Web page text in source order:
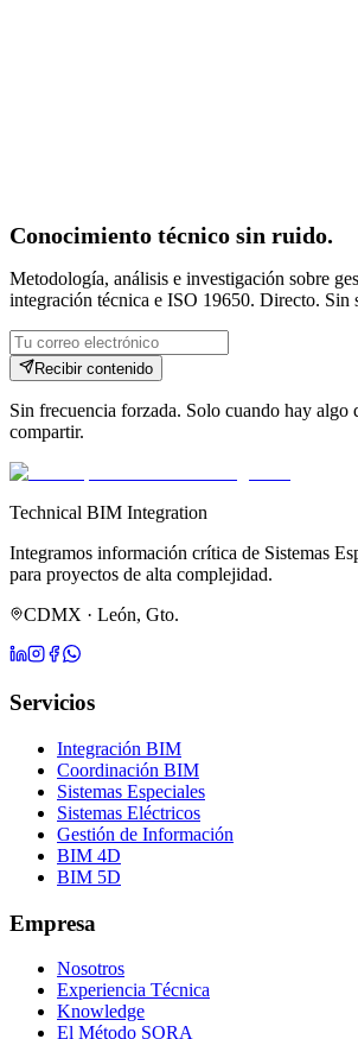
Conocimiento técnico sin ruido.
Metodología, análisis e investigación sobre
integración técnica e ISO 19650. Directo. Sin
Recibir contenido
Sin frecuencia forzada. Solo cuando hay algo
compartir.
Technical BIM Integration
Integramos información crítica de Sistemas
para proyectos de alta complejidad.
CDMX · León, Gto.
Servicios
Integración BIM
Coordinación BIM
Sistemas Especiales
Sistemas Eléctricos
Gestión de Información
BIM 4D
BIM 5D
Empresa
Nosotros
Experiencia Técnica
Knowledge
El Método SORA